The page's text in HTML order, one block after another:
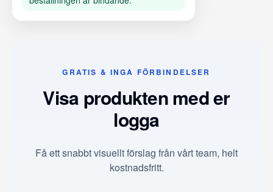
GRATIS & INGA FÖRBINDELSER
Visa produkten med er
logga
Få ett snabbt visuellt förslag från vårt team, helt
kostnadsfritt.